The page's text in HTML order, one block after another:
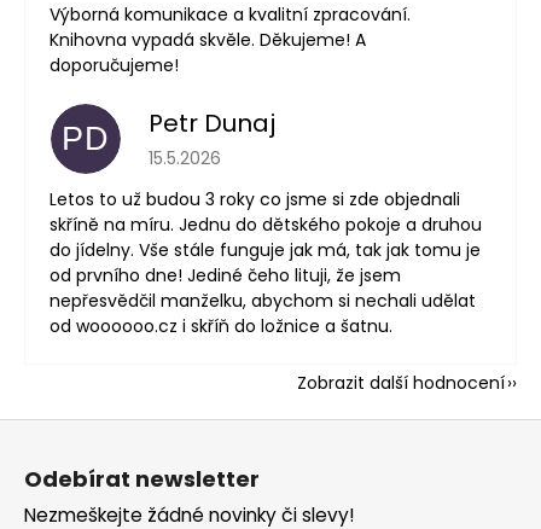
Výborná komunikace a kvalitní zpracování.
Knihovna vypadá skvěle. Děkujeme! A
doporučujeme!
PD Petr Dunaj
Hodnocení obchodu je 5 z 5 hvězdiček.
15.5.2026
Letos to už budou 3 roky co jsme si zde objednali
skříně na míru. Jednu do dětského pokoje a druhou
do jídelny. Vše stále funguje jak má, tak jak tomu je
od prvního dne! Jediné čeho lituji, že jsem
nepřesvědčil manželku, abychom si nechali udělat
od woooooo.cz i skříň do ložnice a šatnu.
Zobrazit další hodnocení
Z
Odebírat newsletter
Nezmeškejte žádné novinky či slevy!